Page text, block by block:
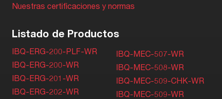
Nuestras certificaciones y normas
Listado de Productos
IBQ-ERG-200-PLF-WR
IBQ-ERG-200-WR
IBQ-ERG-201-WR
IBQ-ERG-202-WR
IBQ-MEC-507-WR
IBQ-MEC-508-WR
IBQ-MEC-509-CHK-WR
IBQ-MEC-509-WR